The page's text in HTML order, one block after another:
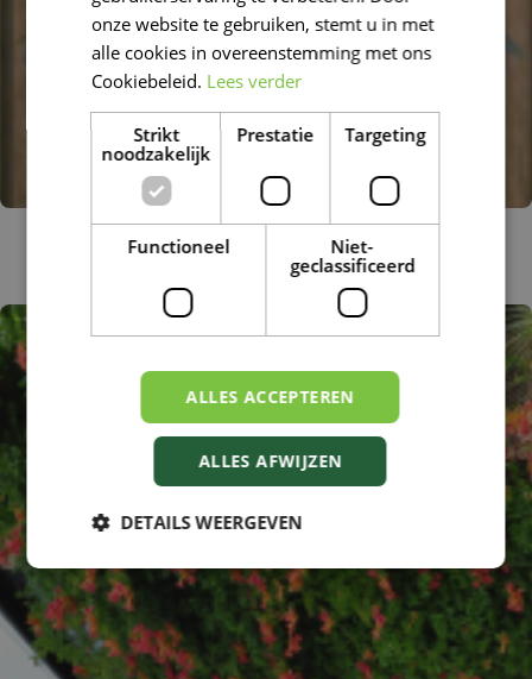
Trompetboom
Catalpa x erubescens 'Purpurea'
onze website te gebruiken, stemt u in met
alle cookies in overeenstemming met ons
Cookiebeleid. Lees verder
Strikt
noodzakelijk
Prestatie Targeting
Functioneel
Niet-
geclassificeerd
ALLES ACCEPTEREN
ALLES AFWIJZEN
DETAILS WEERGEVEN